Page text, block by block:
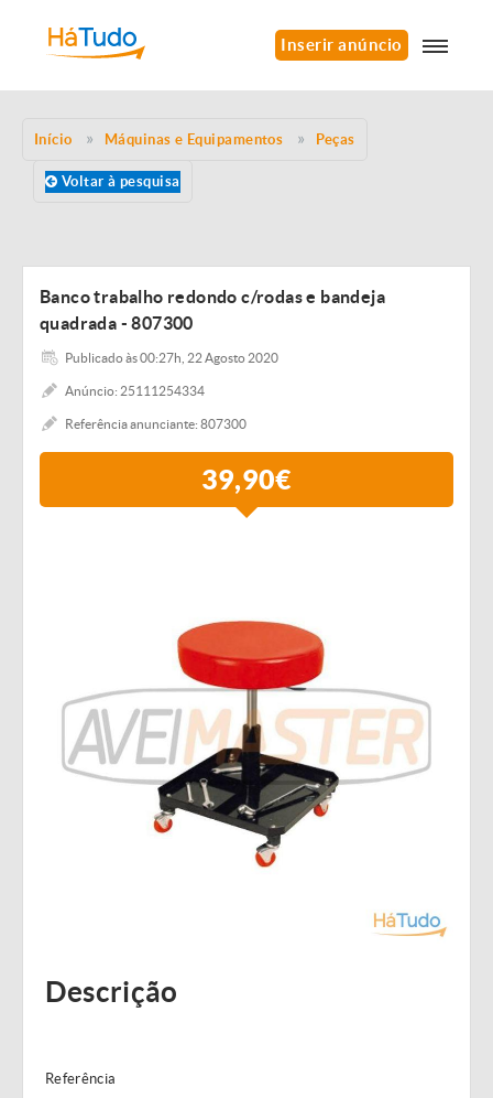
Inserir anúncio
Início Máquinas e Equipamentos Peças
Voltar à pesquisa
Banco trabalho redondo c/rodas e bandeja
quadrada - 807300
Publicado às 00:27h, 22 Agosto 2020
Anúncio: 25111254334
Referência anunciante: 807300
39,90€
Descrição
Referência